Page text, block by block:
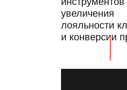
увеличения
лояльности
и конверсии